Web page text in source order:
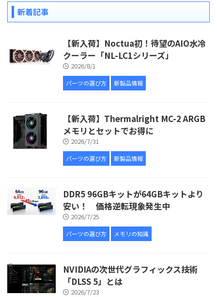
新着記事
【新入荷】Noctua初！待望のAIO水冷
クーラー「NL-LC1シリーズ」
2026/8/1
パーツの選び方 新製品情報
【新入荷】Thermalright MC-2 ARGB
メモリとセットでお得に
2026/7/31
パーツの選び方 新製品情報
DDR5 96GBキットが64GBキットより
安い！ 価格逆転現象発生中
2026/7/25
パーツの選び方 メモリの知識
NVIDIAの次世代グラフィックス技術
「DLSS 5」とは
2026/7/23